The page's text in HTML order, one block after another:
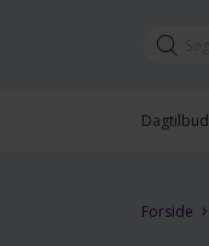
Dagtilbud
Forside ›